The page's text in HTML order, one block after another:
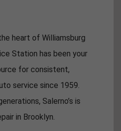
heart of Williamsburg
Station has been your
for consistent,
service since 1959.
Salerno’s is
in Brooklyn.